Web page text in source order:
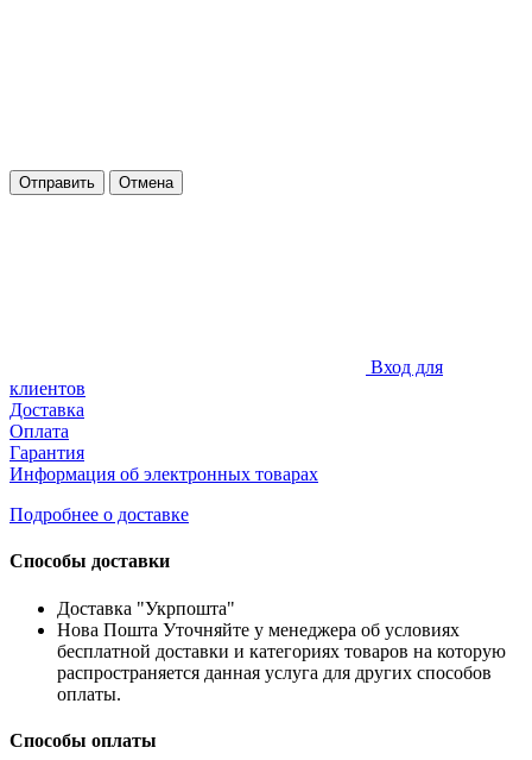
Отправить Отмена
Вход для
клиентов
Доставка
Оплата
Гарантия
Информация об электронных товарах
Подробнее о доставке
Способы доставки
Доставка "Укрпошта"
Нова Пошта Уточняйте у менеджера об условиях
бесплатной доставки и категориях товаров на которую
распространяется данная услуга для других способов
оплаты.
Способы оплаты